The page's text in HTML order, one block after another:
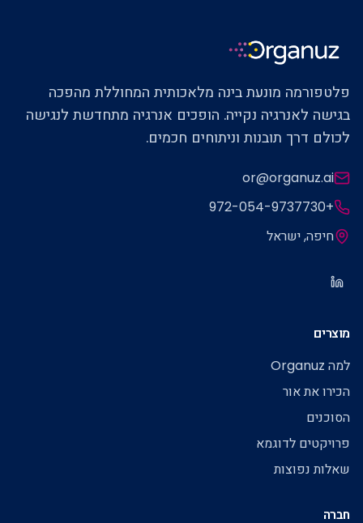
פלטפורמה מונעת בינה מלאכותית המחוללת מהפכה
בגישה לאנרגיה נקייה. הופכים אנרגיה מתחדשת לנגישה
לכולם דרך תובנות וניתוחים חכמים.
or@organuz.ai
+972-054-9737730
חיפה, ישראל
מוצרים
למה Organuz
הכירו את אור
הסוכנים
פרויקטים לדוגמא
שאלות נפוצות
חברה